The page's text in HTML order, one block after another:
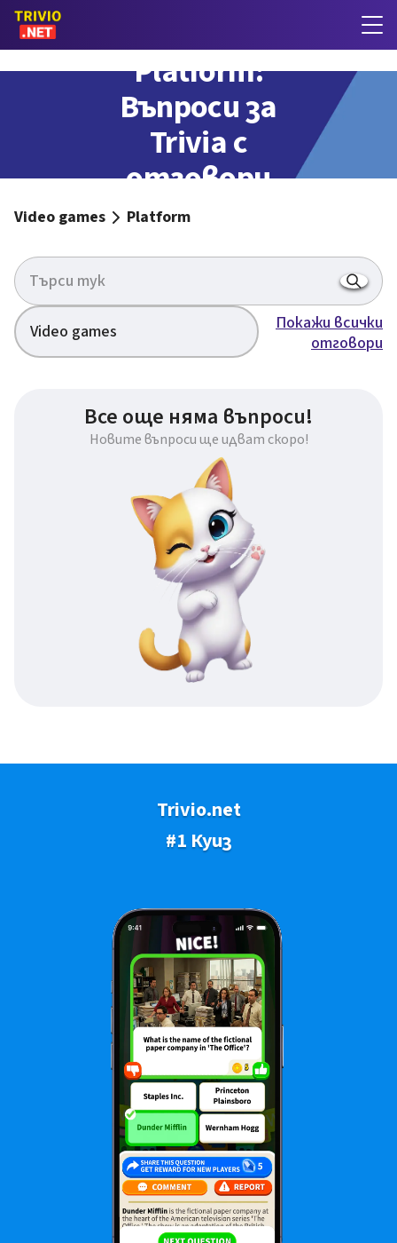
Platform:
Въпроси за
Trivia с
отговори
Video games Platform
Video games
Покажи всички
отговори
Все още няма въпроси!
Новите въпроси ще идват скоро!
Trivio.net
#1 Куиз